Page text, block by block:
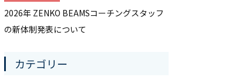
2026年 ZENKO BEAMSコーチングスタッフ
の新体制発表について
カテゴリー